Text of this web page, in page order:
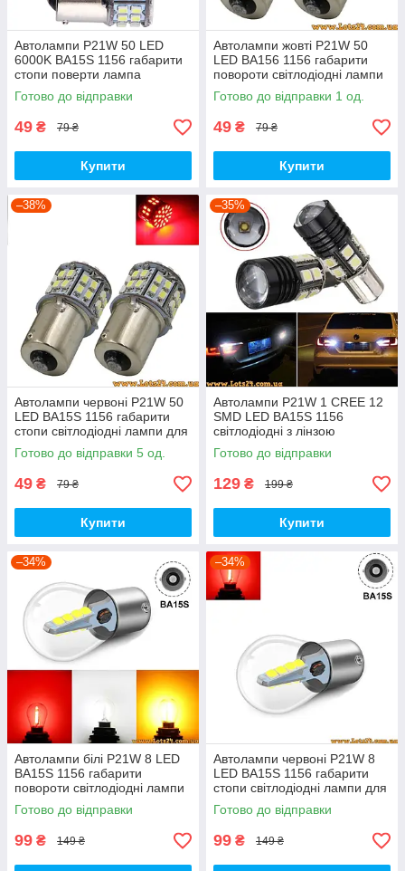
Автолампи P21W 50 LED
6000K BA15S 1156 габарити
стопи поверти лампа
заднього ходу
Готово до відправки
49 ₴ 79 ₴
Купити
Автолампи жовті P21W 50
LED BA156 1156 габарити
повороти світлодіодні лампи
поворотники для авто лампа
поворотів лед світлодіодна
Готово до відправки 1 од.
49 ₴ 79 ₴
Купити
–38%
Автолампи червоні P21W 50
LED BA15S 1156 габарити
стопи світлодіодні лампи для
авто лед лампочки для стопів
стоп сигнал led
Готово до відправки 5 од.
49 ₴ 79 ₴
Купити
–35%
Автолампи P21W 1 CREE 12
SMD LED BA15S 1156
світлодіодні з лінзою
габарити стопи повороти
Готово до відправки
129 ₴ 199 ₴
Купити
–34%
Автолампи білі P21W 8 LED
BA15S 1156 габарити
повороти світлодіодні лампи
для авто лед лампочки
задній хід лампи заднього
Готово до відправки
99 ₴ 149 ₴
–34%
Автолампи червоні P21W 8
LED BA15S 1156 габарити
стопи світлодіодні лампи для
авто лед лампочки для стопів
стоп сигнал led
Готово до відправки
99 ₴ 149 ₴